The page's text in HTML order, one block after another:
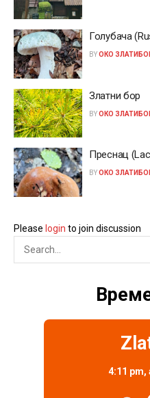
Голубача
BYОКО
Златни бор
BYОКО
Преснац
BYОКО
Please login to join discussion
4:11 pm,